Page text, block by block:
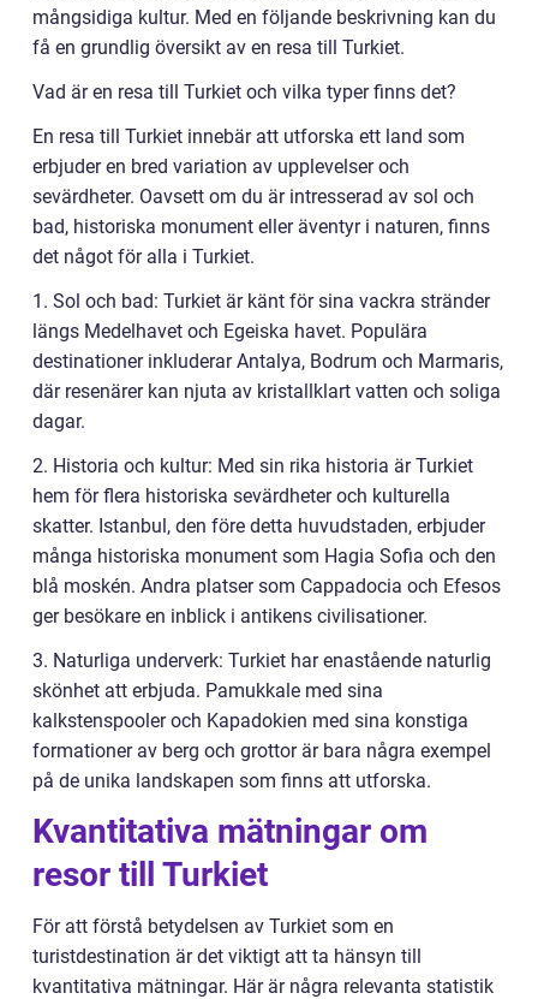
mångsidiga kultur. Med en följande beskrivning kan du
få en grundlig översikt av en resa till Turkiet.
Vad är en resa till Turkiet och vilka typer finns det?
En resa till Turkiet innebär att utforska ett land som
erbjuder en bred variation av upplevelser och
sevärdheter. Oavsett om du är intresserad av sol och
bad, historiska monument eller äventyr i naturen, finns
det något för alla i Turkiet.
1. Sol och bad: Turkiet är känt för sina vackra stränder
längs Medelhavet och Egeiska havet. Populära
destinationer inkluderar Antalya, Bodrum och Marmaris,
där resenärer kan njuta av kristallklart vatten och soliga
dagar.
2. Historia och kultur: Med sin rika historia är Turkiet
hem för flera historiska sevärdheter och kulturella
skatter. Istanbul, den före detta huvudstaden, erbjuder
många historiska monument som Hagia Sofia och den
blå moskén. Andra platser som Cappadocia och Efesos
ger besökare en inblick i antikens civilisationer.
3. Naturliga underverk: Turkiet har enastående naturlig
skönhet att erbjuda. Pamukkale med sina
kalkstenspooler och Kapadokien med sina konstiga
formationer av berg och grottor är bara några exempel
på de unika landskapen som finns att utforska.
Kvantitativa mätningar om
resor till Turkiet
För att förstå betydelsen av Turkiet som en
turistdestination är det viktigt att ta hänsyn till
kvantitativa mätningar. Här är några relevanta statistik